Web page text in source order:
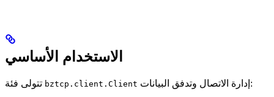
الاستخدام الأساسي
bztcp.client.Client إدارة الاتصال وتدفق البيانات: